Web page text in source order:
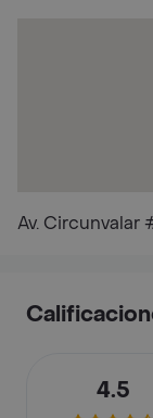
Av. Circunvalar
4.5